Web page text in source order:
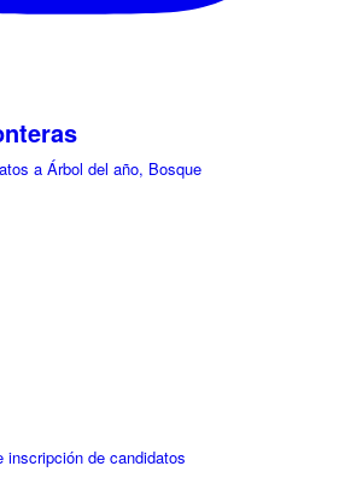
a Árbol del año, Bosque
inscripción de candidatos